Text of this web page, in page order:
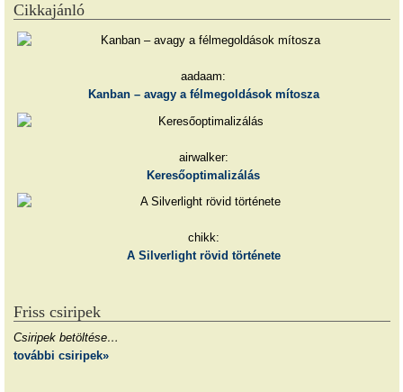
Cikkajánló
aadaam:
Kanban – avagy a félmegoldások mítosza
airwalker:
Keresőoptimalizálás
chikk:
A Silverlight rövid története
Friss csiripek
Csiripek betöltése…
további csiripek»